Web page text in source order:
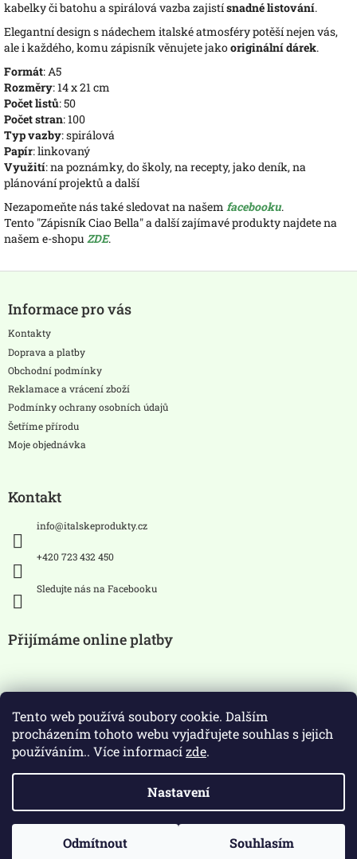
Tento web používá soubory cookie. Dalším
procházením tohoto webu vyjadřujete souhlas s jejich
používáním.. Více informacízde.
Nastavení
Odmítnout Souhlasím
kabelky či batohu a spirálová vazba zajistísnadné listování.
Elegantní design s nádechem italské atmosféry potěší nejen vás,
ale i každého, komu zápisník věnujete jakooriginální dárek.
Formát: A5
Rozměry: 14 x 21 cm
Počet listů: 50
Počet stran: 100
Typ vazby: spirálová
Papír: linkovaný
Využití: na poznámky, do školy, na recepty, jako deník, na
plánování projektů a další
Nezapomeňte nás také sledovat na našem facebooku.
Tento "Zápisník Ciao Bella" a další zajímavé produkty najdete na
našem e-shopu ZDE.
pInformace pro vás
Kontakty
Doprava a platby
Obchodní podmínky
Reklamace a vrácení zboží
Podmínky ochrany osobních údajů
Šetříme přírodu
Moje objednávka
Kontakt
info@italskeprodukty.cz
+420 723 432 450
Sledujte nás na Facebooku
Přijímáme online platby
Zákaz prodeje alkoholických
nápojů osobám mladších 18 let.
Vytvořil ShoptetCopyright 2026 ItalskeProdukty.cz. Všechna práva